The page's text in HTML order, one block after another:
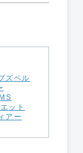
ズベル
ット
アー